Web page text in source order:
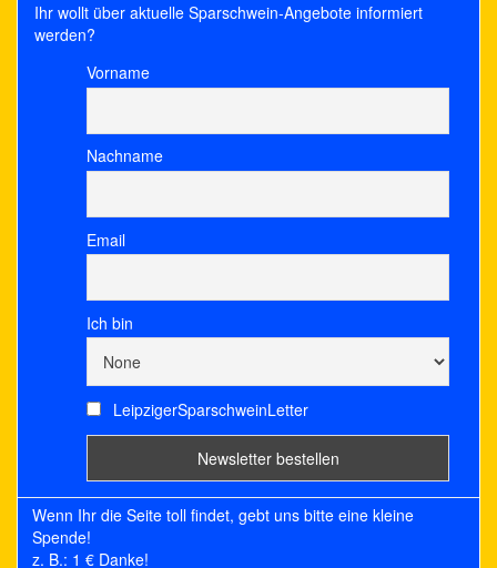
Ihr wollt über aktuelle Sparschwein-Angebote informiert
werden?
Vorname
Nachname
Email
Ich bin
LeipzigerSparschweinLetter
Wenn Ihr die Seite toll findet, gebt uns bitte eine kleine
Spende!
z. B.: 1 € Danke!